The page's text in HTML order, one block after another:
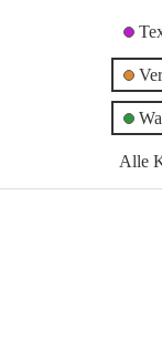
Alle